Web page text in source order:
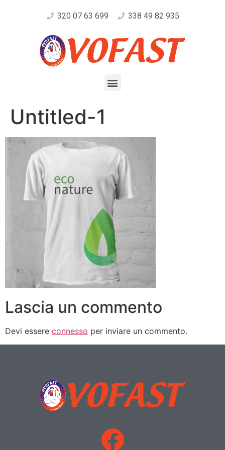
320 07 63 699 338 49 82 935
Untitled-1
Lascia un commento
Devi essere connesso per inviare un commento.